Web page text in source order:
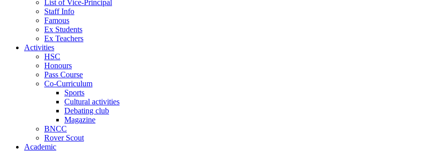
List of Vice-Principal
Staff Info
Famous
Ex Students
Ex Teachers
Activities
HSC
Honours
Pass Course
Co-Curriculum
Sports
Cultural activities
Debating club
Magazine
BNCC
Rover Scout
Academic